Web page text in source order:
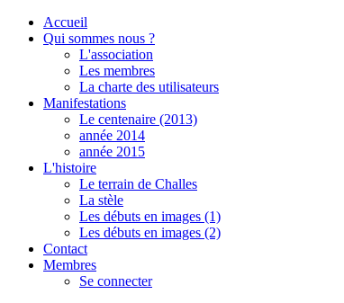
Accueil
Qui sommes nous ?
L'association
Les membres
La charte des utilisateurs
Manifestations
Le centenaire (2013)
année 2014
année 2015
L'histoire
Le terrain de Challes
La stèle
Les débuts en images (1)
Les débuts en images (2)
Contact
Membres
Se connecter